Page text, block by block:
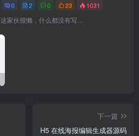
0 2 0 23 1031
这家伙很懒，什么都没有写...
下一篇
H5 在线海报编辑生成器源码